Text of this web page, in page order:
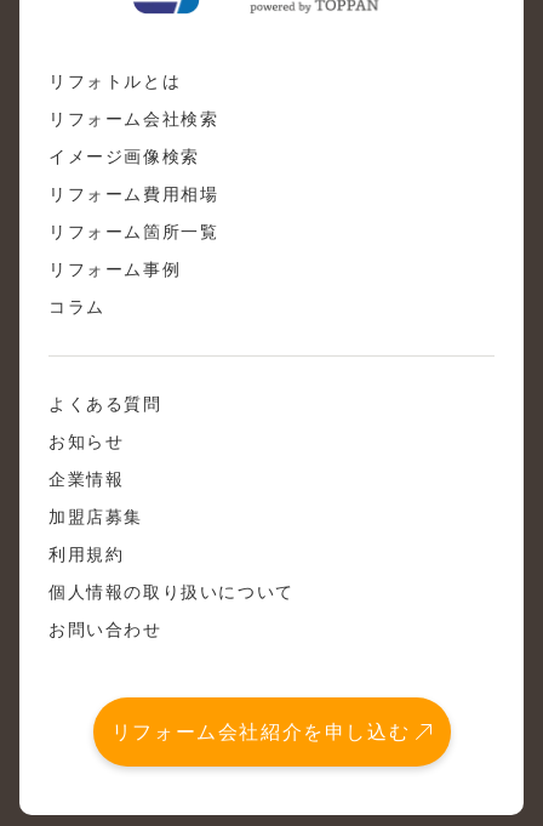
リフォトルとは
リフォーム会社検索
イメージ画像検索
リフォーム費用相場
リフォーム箇所一覧
リフォーム事例
コラム
よくある質問
お知らせ
企業情報
加盟店募集
利用規約
個人情報の取り扱いについて
お問い合わせ
リフォーム会社紹介を申し込む